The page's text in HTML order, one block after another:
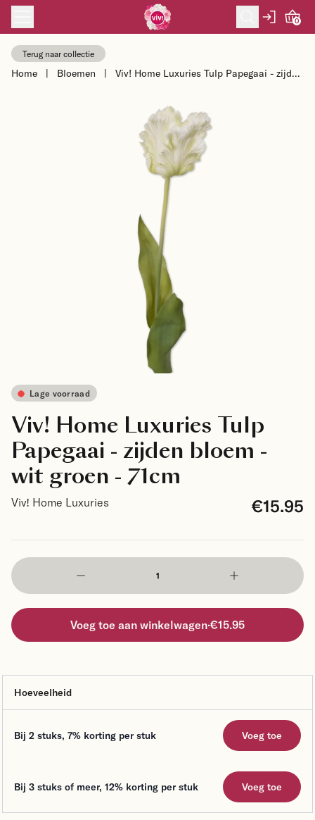
Skip to content
0
Terug naar collectie
Home | Bloemen |
Viv! Home Luxuries Tulp Papegaai - zijden
Lage voorraad
Viv! Home Luxuries Tulp
Papegaai - zijden bloem -
wit groen - 71cm
Viv! Home Luxuries €15.95
Voeg toe aan winkelwagen·€15.95
Hoeveelheid
Bij 2 stuks, 7% korting per stuk Voeg toe
Bij 3 stuks of meer, 12% korting per stuk Voeg toe